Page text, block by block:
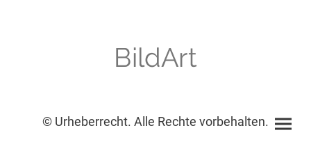
BildArt
© Urheberrecht. Alle Rechte vorbehalten.